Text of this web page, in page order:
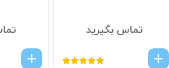
تماس بگیرید